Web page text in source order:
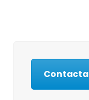
Contacta